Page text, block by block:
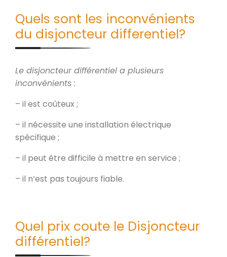
Quels sont les inconvénients
du disjoncteur differentiel?
Le disjoncteur différentiel a plusieurs
inconvénients :
– il est coûteux ;
– il nécessite une installation électrique
spécifique ;
– il peut être difficile à mettre en service ;
– il n’est pas toujours fiable.
Quel prix coute le Disjoncteur
différentiel?